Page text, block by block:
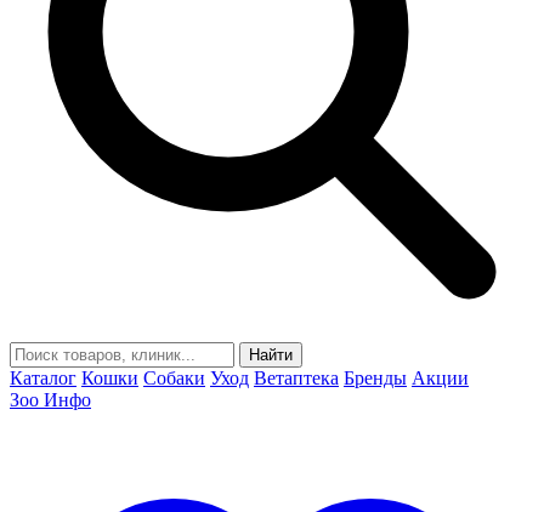
Найти
Каталог Кошки Собаки Уход Ветаптека Бренды Акции
Зоо Инфо